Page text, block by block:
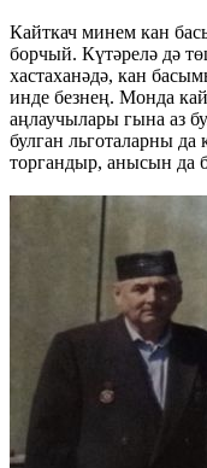
Кайткач минем кан
борчый. Күтәрелә дә
хастаханәдә, кан
инде безнең. Монда
аңлаучылары гына аз
булган льготаларны
торгандыр, анысын да